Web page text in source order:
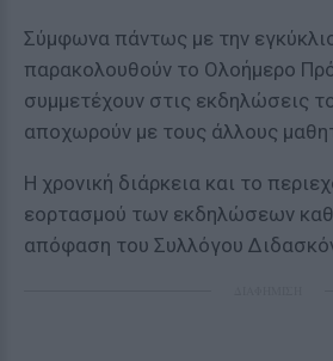
Σύμφωνα πάντως με την
παρακολουθούν το Ολοήμερο
συμμετέχουν στις εκδηλώσεις
αποχωρούν με τους άλλους
Η χρονική διάρκεια και το
εορτασμού των εκδηλώσεων
απόφαση του Συλλόγου